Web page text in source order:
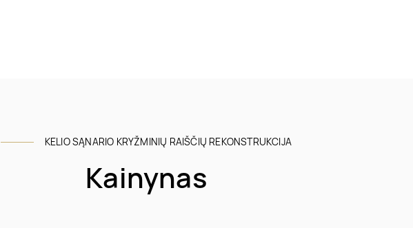
KELIO SĄNARIO KRYŽMINIŲ RAIŠČIŲ REKONSTRUKCIJA
Kainynas